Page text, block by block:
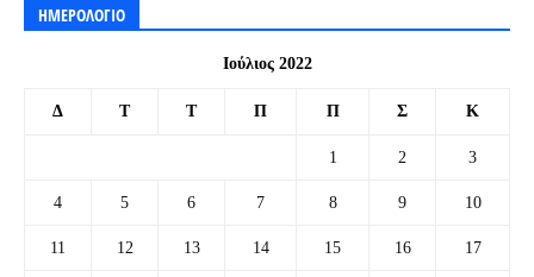
ΗΜΕΡΟΛΟΓΙΟ
Ιούλιος 2022
Δ Τ Τ Π Π Σ Κ
1 2 3
4 5 6 7 8 9 10
11 12 13 14 15 16 17